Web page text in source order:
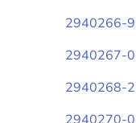
2940266-9
2940267-0
2940268-2
2940270-0